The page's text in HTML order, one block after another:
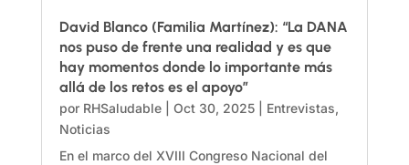
David Blanco (Familia Martínez): “La DANA
nos puso de frente una realidad y es que
hay momentos donde lo importante más
allá de los retos es el apoyo”
por RHSaludable| Oct 30, 2025| Entrevistas,
Noticias
En el marco del XVIII Congreso Nacional del